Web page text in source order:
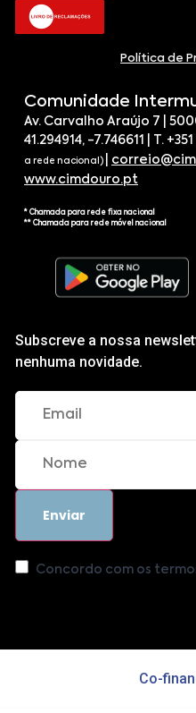
Política de
Comunidade
Av. Carvalho Araújo 7 |
41.294914, -7.746611 | T.
a rede nacional)
www.cimdouro.pt
* Chamada para rede fixa nacional
** Chamada para rede móvel nacional
Subscreve a nossa
nenhuma novidade.
Concordo com os
Co-